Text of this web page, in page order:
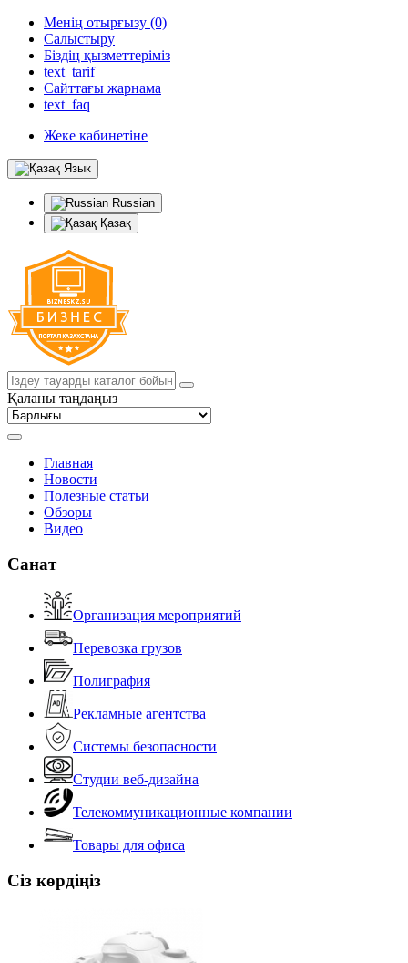
Менің отырғызу (0)
Салыстыру
Біздің қызметтеріміз
text_tarif
Сайттағы жарнама
text_faq
Жеке кабинетіне
Язык
Russian
Қазақ
Қаланы таңдаңыз
Главная
Новости
Полезные статьи
Обзоры
Видео
Санат
Организация мероприятий
Перевозка грузов
Полиграфия
Рекламные агентства
Системы безопасности
Студии веб-дизайна
Телекоммуникационные компании
Товары для офиса
Сіз көрдіңіз